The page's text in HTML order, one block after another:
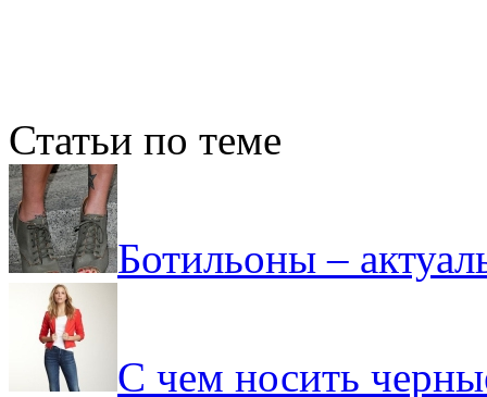
Статьи по теме
Ботильоны –
С чем носить